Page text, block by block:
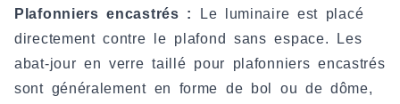
Plafonniers encastrés :
Le luminaire est placé
directement contre le plafond sans espace. Les
abat-jour en verre taillé pour plafonniers encastrés
sont généralement en forme de bol ou de dôme,